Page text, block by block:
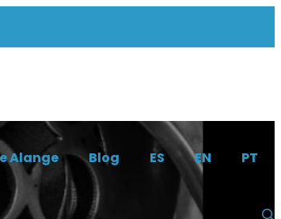
Alange Blog ES EN PT